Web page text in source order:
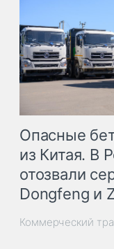
Опасные
из Китая. В
отозвали
Dongfeng и
Коммерческий